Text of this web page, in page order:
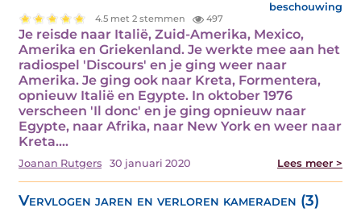
beschouwing
4.5 met 2 stemmen 497
Je reisde naar Italië, Zuid-Amerika, Mexico,
Amerika en Griekenland. Je werkte mee aan het
radiospel 'Discours' en je ging weer naar
Amerika. Je ging ook naar Kreta, Formentera,
opnieuw Italië en Egypte. In oktober 1976
verscheen 'Il donc' en je ging opnieuw naar
Egypte, naar Afrika, naar New York en weer naar
Kreta.…
Joanan Rutgers 30 januari 2020 Lees meer >
Vervlogen jaren en verloren kameraden (3)